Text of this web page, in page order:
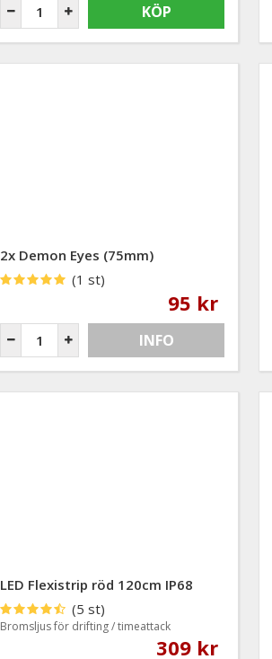
KÖP
2x Demon Eyes (75mm)
(1 st)
95 kr
INFO
LED Flexistrip röd 120cm IP68
(5 st)
Bromsljus för drifting / timeattack
309 kr